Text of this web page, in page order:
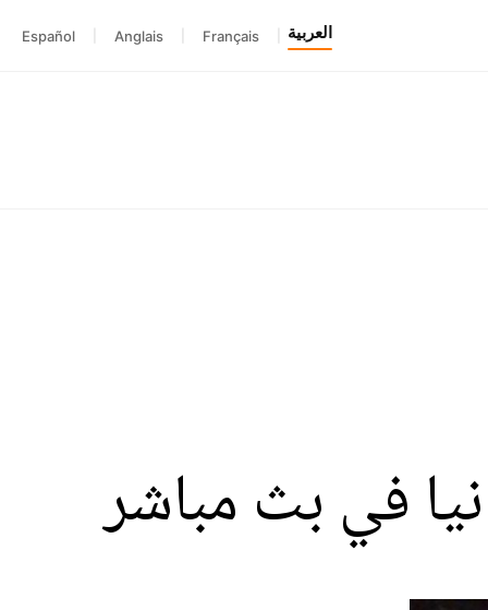
العربية Français
Anglais
Español
في بث مباشر